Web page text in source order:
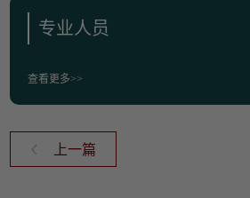
专业人员
查看更多>>
上一篇